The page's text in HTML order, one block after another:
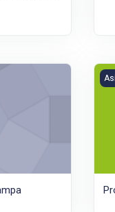
Semiárida